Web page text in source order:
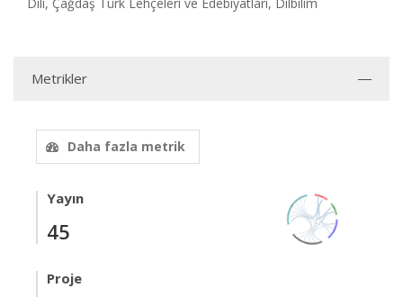
Metrikler
Daha fazla metrik
Yayın
45
Proje